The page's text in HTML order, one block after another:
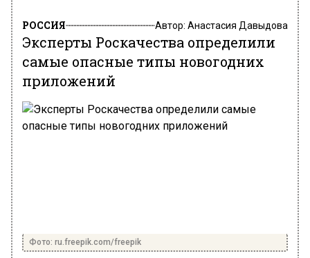
РОССИЯ Автор: Анастасия Давыдова
Эксперты Роскачества определили
самые опасные типы новогодних
приложений
Фото: ru.freepik.com/freepik